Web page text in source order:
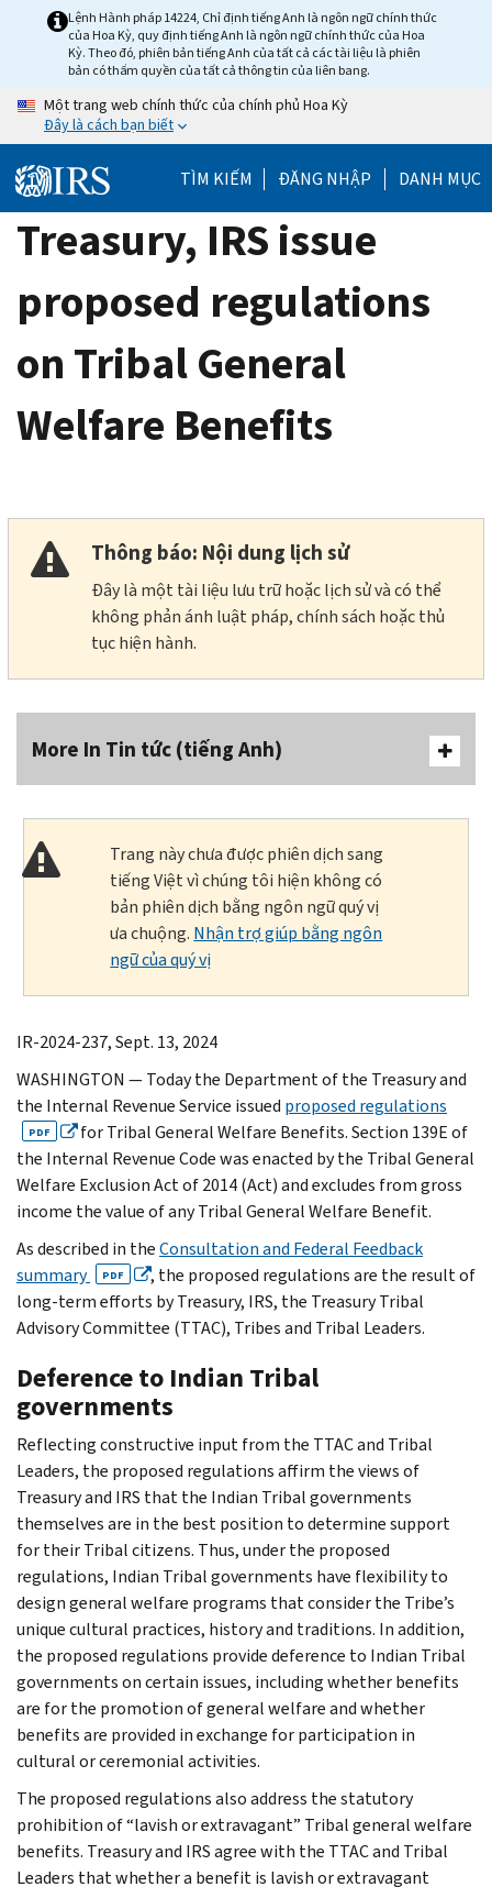
Lệnh Hành pháp 14224, Chỉ định tiếng Anh là ngôn ngữ chính thức
của Hoa Kỳ, quy định tiếng Anh là ngôn ngữ chính thức của Hoa
Kỳ. Theo đó, phiên bản tiếng Anh của tất cả các tài liệu là phiên
bản có thẩm quyền của tất cả thông tin của liên bang.
Một trang web chính thức của chính phủ Hoa Kỳ
Đây là cách bạn biết
TÌM KIẾM ĐĂNG NHẬP DANH MỤC
Treasury, IRS issue
proposed regulations
on Tribal General
Welfare Benefits
Thông báo: Nội dung lịch sử
Đây là một tài liệu lưu trữ hoặc lịch sử và có thể
không phản ánh luật pháp, chính sách hoặc thủ
tục hiện hành.
More In Tin tức (tiếng Anh)
Trang này chưa được phiên dịch sang
tiếng Việt vì chúng tôi hiện không có
bản phiên dịch bằng ngôn ngữ quý vị
ưa chuộng. Nhận trợ giúp bằng ngôn
ngữ của quý vị
IR-2024-237, Sept. 13, 2024
WASHINGTON — Today the Department of the Treasury and
the Internal Revenue Service issued proposed regulations
PDF
for Tribal General Welfare Benefits. Section 139E of
the Internal Revenue Code was enacted by the Tribal General
Welfare Exclusion Act of 2014 (Act) and excludes from gross
income the value of any Tribal General Welfare Benefit.
As described in theConsultation and Federal Feedback
summary
PDF
, the proposed regulations are the result of
long-term efforts by Treasury, IRS, the Treasury Tribal
Advisory Committee (TTAC), Tribes and Tribal Leaders.
Deference to Indian Tribal
governments
Reflecting constructive input from the TTAC and Tribal
Leaders, the proposed regulations affirm the views of
Treasury and IRS that the Indian Tribal governments
themselves are in the best position to determine support
for their Tribal citizens. Thus, under the proposed
regulations, Indian Tribal governments have flexibility to
design general welfare programs that consider the Tribe’s
unique cultural practices, history and traditions. In addition,
the proposed regulations provide deference to Indian Tribal
governments on certain issues, including whether benefits
are for the promotion of general welfare and whether
benefits are provided in exchange for participation in
cultural or ceremonial activities.
The proposed regulations also address the statutory
prohibition of “lavish or extravagant” Tribal general welfare
benefits. Treasury and IRS agree with the TTAC and Tribal
Leaders that whether a benefit is lavish or extravagant